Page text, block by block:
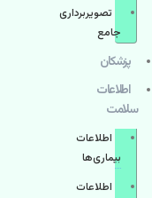
تصویربرداری
جامع
پزشكان
اطلاعات
سلامت
اطلاعات
بیماری‌ها
اطلاعات